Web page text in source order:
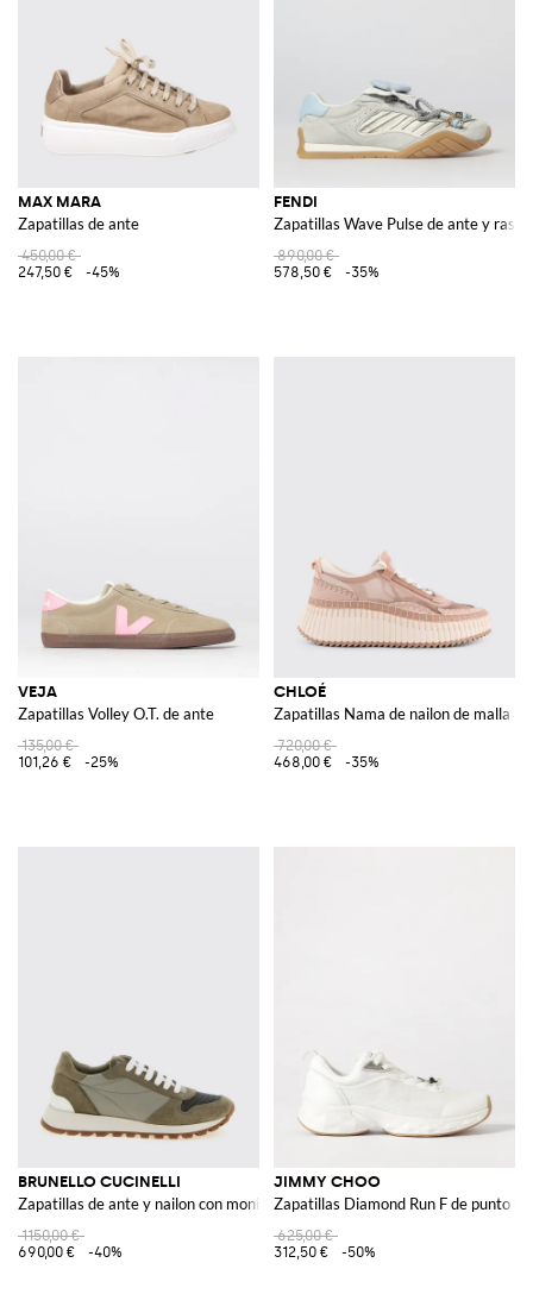
MAX MARA
Zapatillas de ante
450,00 €
247,50 €
-45%
FENDI
Zapatillas Wave Pulse de ante y raso
890,00 €
578,50 €
-35%
VEJA
Zapatillas Volley O.T. de ante
135,00 €
101,26 €
-25%
CHLOÉ
Zapatillas Nama de nailon de malla
720,00 €
468,00 €
-35%
BRUNELLO CUCINELLI
Zapatillas de ante y nailon con monile
1150,00 €
690,00 €
-40%
JIMMY CHOO
Zapatillas Diamond Run F de punto
625,00 €
312,50 €
-50%